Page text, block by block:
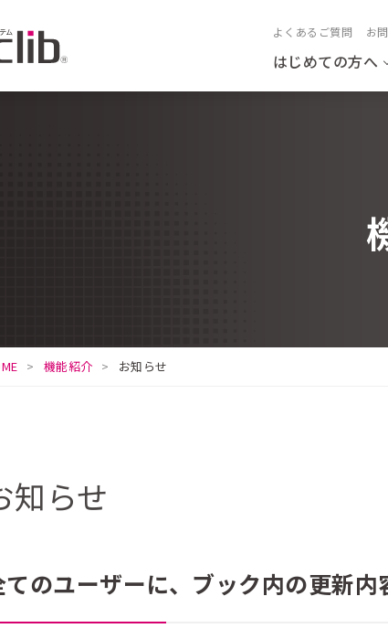
よくあるご質問 お
はじめての方へ
機能紹介 お知らせ
知らせ
てのユーザーに、ブック内の更新内